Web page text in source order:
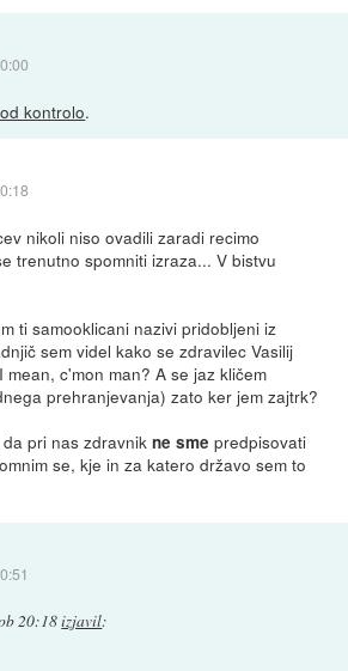
kontrolo.
nikoli niso ovadili zaradi recimo
trenutno spomniti izraza... V bistvu
ti samooklicani nazivi pridobljeni iz
sem videl kako se zdravilec Vasilij
mean, c'mon man? A se jaz kličem
prehranjevanja) zato ker jem zajtrk?
da pri nas zdravnikne sme predpisovati
se, kje in za katero državo sem to
20:18izjavil: